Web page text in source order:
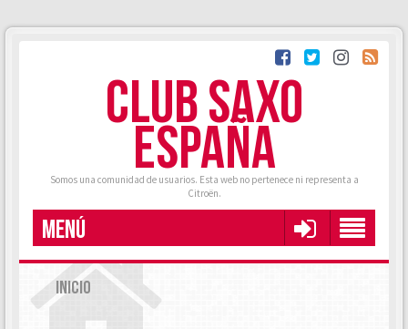
CLUB SAXO
ESPAÑA
Somos una comunidad de usuarios. Esta web no pertenece ni representa a
Citroën.
MENÚ
INICIO